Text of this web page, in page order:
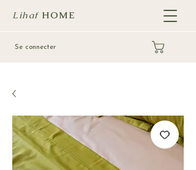
Lihaf HOME
Se connecter